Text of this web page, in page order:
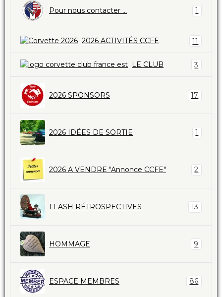
Pour nous contacter ... 1
2026 ACTIVITÉS CCFE 11
LE CLUB 3
2026 SPONSORS 17
2026 IDÉES DE SORTIE 1
2026 A VENDRE "Annonce CCFE" 2
FLASH RÉTROSPECTIVES 13
HOMMAGE 9
ESPACE MEMBRES 86